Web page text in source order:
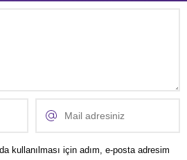
kullanılması için adım, e-posta adresim